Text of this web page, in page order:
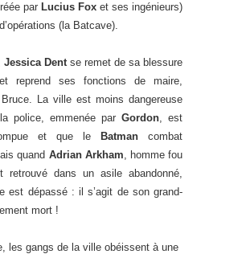
par Lucius Fox et ses ingénieurs)
(la Batcave).
Jessica Dentse remet de sa blessure
reprend ses fonctions de maire,
La ville est moins dangereuse
police, emmenée par Gordon, est
et que le
Batman combat
quand Adrian Arkham, homme fou
dans un asile abandonné,
est dépassé : il s’agit de son grand-
mort !
les gangs de la ville obéissent à une